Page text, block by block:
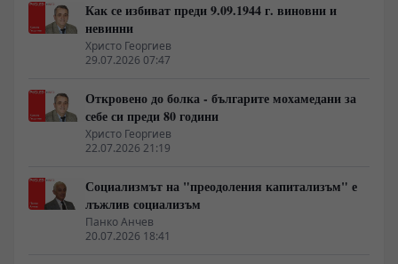
Как се избиват преди 9.09.1944 г. виновни и
невинни
Христо Георгиев
29.07.2026 07:47
Откровено до болка - българите мохамедани за
себе си преди 80 години
Христо Георгиев
22.07.2026 21:19
Социализмът на "преодоления капитализъм" е
лъжлив социализъм
Панко Анчев
20.07.2026 18:41